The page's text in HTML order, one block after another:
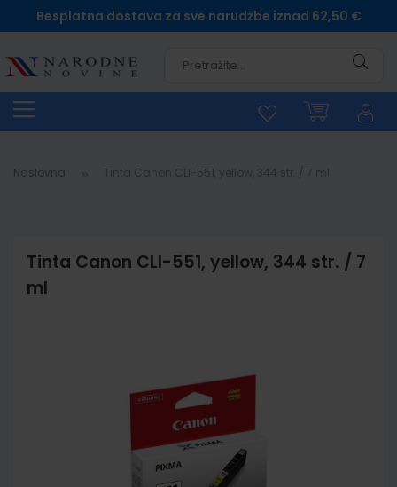
Besplatna dostava za sve narudžbe iznad 62,50 €
Naslovna
Tinta Canon CLI-551, yellow, 344 str. / 7
ml